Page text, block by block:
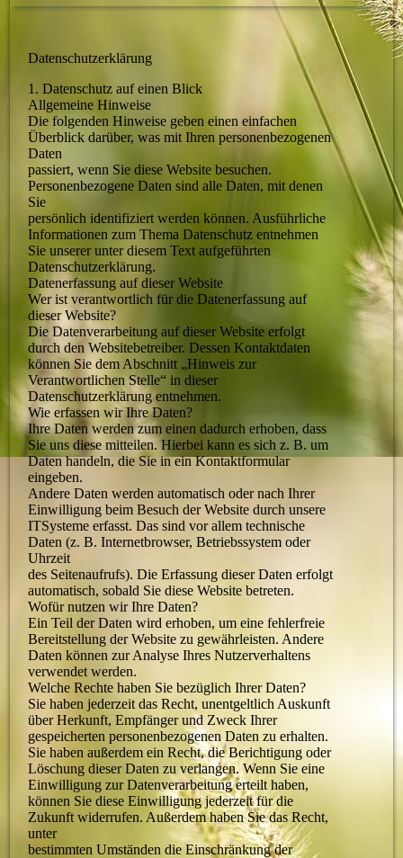
Datenschutzerklärung
1. Datenschutz auf einen Blick
Allgemeine Hinweise
Die folgenden Hinweise geben einen einfachen
Überblick darüber, was mit Ihren personenbezogenen
Daten
passiert, wenn Sie diese Website besuchen.
Personenbezogene Daten sind alle Daten, mit denen
Sie
persönlich identifiziert werden können. Ausführliche
Informationen zum Thema Datenschutz entnehmen
Sie unserer unter diesem Text aufgeführten
Datenschutzerklärung.
Datenerfassung auf dieser Website
Wer ist verantwortlich für die Datenerfassung auf
dieser Website?
Die Datenverarbeitung auf dieser Website erfolgt
durch den Websitebetreiber. Dessen Kontaktdaten
können Sie dem Abschnitt „Hinweis zur
Verantwortlichen Stelle“ in dieser
Datenschutzerklärung entnehmen.
Wie erfassen wir Ihre Daten?
Ihre Daten werden zum einen dadurch erhoben, dass
Sie uns diese mitteilen. Hierbei kann es sich z. B. um
Daten handeln, die Sie in ein Kontaktformular
eingeben.
Andere Daten werden automatisch oder nach Ihrer
Einwilligung beim Besuch der Website durch unsere
ITSysteme erfasst. Das sind vor allem technische
Daten (z. B. Internetbrowser, Betriebssystem oder
Uhrzeit
des Seitenaufrufs). Die Erfassung dieser Daten erfolgt
automatisch, sobald Sie diese Website betreten.
Wofür nutzen wir Ihre Daten?
Ein Teil der Daten wird erhoben, um eine fehlerfreie
Bereitstellung der Website zu gewährleisten. Andere
Daten können zur Analyse Ihres Nutzerverhaltens
verwendet werden.
Welche Rechte haben Sie bezüglich Ihrer Daten?
Sie haben jederzeit das Recht, unentgeltlich Auskunft
über Herkunft, Empfänger und Zweck Ihrer
gespeicherten personenbezogenen Daten zu erhalten.
Sie haben außerdem ein Recht, die Berichtigung oder
Löschung dieser Daten zu verlangen. Wenn Sie eine
Einwilligung zur Datenverarbeitung erteilt haben,
können Sie diese Einwilligung jederzeit für die
Zukunft widerrufen. Außerdem haben Sie das Recht,
unter
bestimmten Umständen die Einschränkung der